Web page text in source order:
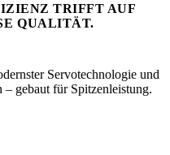
TRIFFT AUF
QUALITÄT.
Servotechnologie und
gebaut für Spitzenleistung.